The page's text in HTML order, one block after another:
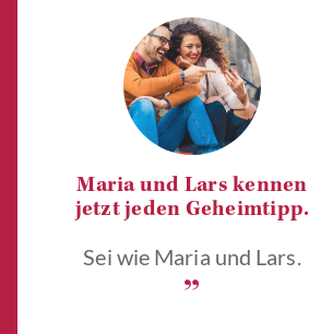
Maria und Lars kennen
jetzt jeden Geheimtipp.
Sei wie Maria und Lars.
„